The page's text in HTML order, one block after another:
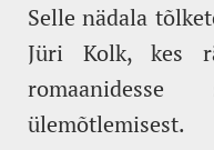
Selle nädala
Jüri Kolk, kes